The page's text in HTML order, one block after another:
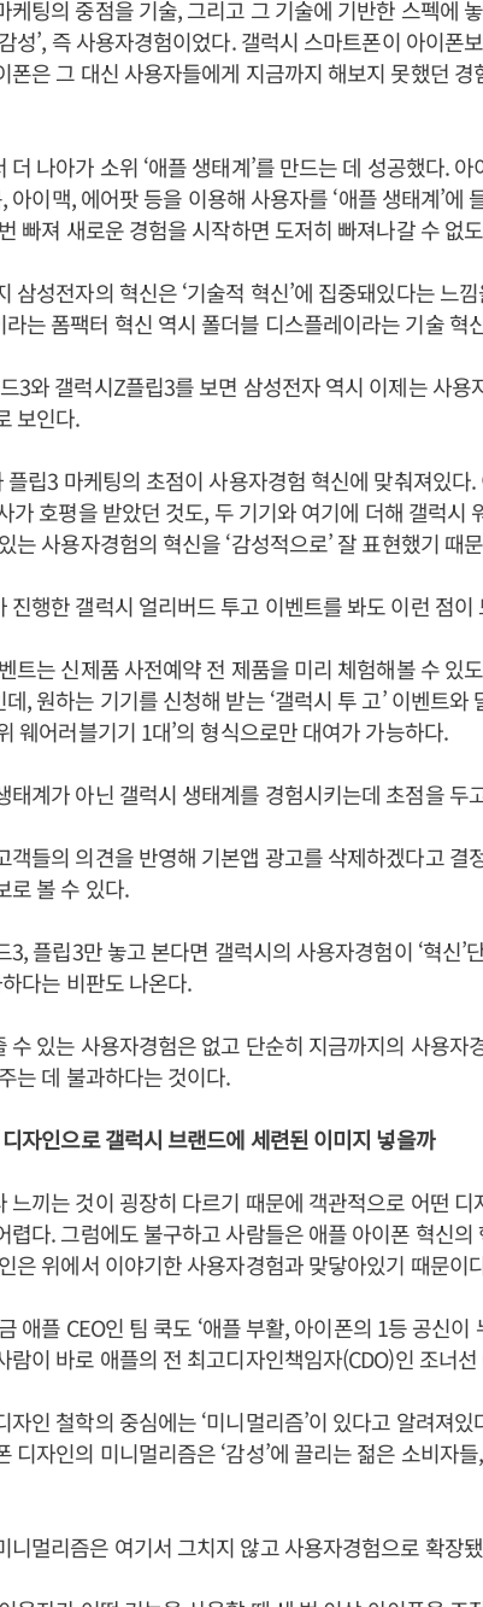
케팅의 중점을 기술, 그리고 그 기술에 기반한 스펙에
성’, 즉 사용자경험이었다. 갤럭시 스마트폰이 아이폰
폰은 그 대신 사용자들에게 지금까지 해보지 못했던 경
더 나아가 소위 ‘애플 생태계’를 만드는 데 성공했다.
아이맥, 에어팟 등을 이용해 사용자를 ‘애플 생태계’에
빠져 새로운 경험을 시작하면 도저히 빠져나갈 수 없
삼성전자의 혁신은 ‘기술적 혁신’에 집중돼있다는 느
는 폼팩터 혁신 역시 폴더블 디스플레이라는 기술 혁
3와 갤럭시Z플립3를 보면 삼성전자 역시 이제는 사용
보인다.
플립3 마케팅의 초점이 사용자경험 혁신에 맞춰져있다
가 호평을 받았던 것도, 두 기기와 여기에 더해 갤럭시
는 사용자경험의 혁신을 ‘감성적으로’ 잘 표현했기 때
진행한 갤럭시 얼리버드 투고 이벤트를 봐도 이런 점이
트는 신제품 사전예약 전 제품을 미리 체험해볼 수 있
, 원하는 기기를 신청해 받는 ‘갤럭시 투 고’ 이벤트와
웨어러블기기 1대’의 형식으로만 대여가 가능하다.
태계가 아닌 갤럭시 생태계를 경험시키는데 초점을 두
객들의 의견을 반영해 기본앱 광고를 삭제하겠다고 결
로 볼 수 있다.
3, 플립3만 놓고 본다면 갤럭시의 사용자경험이 ‘혁신’
다는 비판도 나온다.
수 있는 사용자경험은 없고 단순히 지금까지의 사용자
는 데 불과하다는 것이다.
자인으로 갤럭시 브랜드에 세련된 이미지 넣을까
느끼는 것이 굉장히 다르기 때문에 객관적으로 어떤 디
렵다. 그럼에도 불구하고 사람들은 애플 아이폰 혁신
은 위에서 이야기한 사용자경험과 맞닿아있기 때문이
애플 CEO인 팀 쿡도 ‘애플 부활, 아이폰의 1등 공신이
람이 바로 애플의 전 최고디자인책임자(CDO)인 조너
자인 철학의 중심에는 ‘미니멀리즘’이 있다고 알려져
디자인의 미니멀리즘은 ‘감성’에 끌리는 젊은 소비자
니멀리즘은 여기서 그치지 않고 사용자경험으로 확장